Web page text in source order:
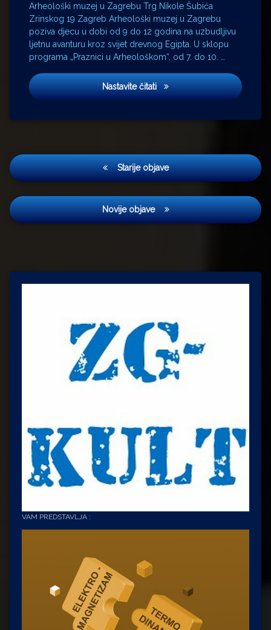
Arheološki muzej u Zagrebu Trg Nikole Šubića
Zrinskog 19 Zagreb Arheološki muzej u Zagrebu
poziva djecu u dobi od 9 do 12 godina na uzbudljivu
ljetnu avanturu kroz svijet drevnog Egipta. U sklopu
programa „Praznici u Arheološkom“, od 7. do 10. …
Nastavite čitatiPRAZNICI U
Navigacija
objava
Starije objave
Novije objave
VAM PREDSTAVLJA :